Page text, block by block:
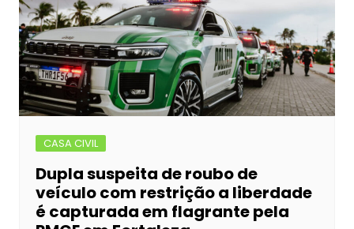
CASA CIVIL
Dupla suspeita de roubo de
veículo com restrição a liberdade
é capturada em flagrante pela